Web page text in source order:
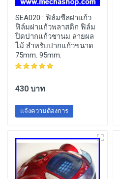
SEA020 : ฟิล์มซีลฝาแก้ว
ฟิล์มฝาแก้วพลาสติก ฟิล์ม
ปิดปากแก้วชานม ลายผล
ไม้ สำหรับปากแก้วขนาด
75mm. 95mm.
430 บาท
แจ้งความต้องการ